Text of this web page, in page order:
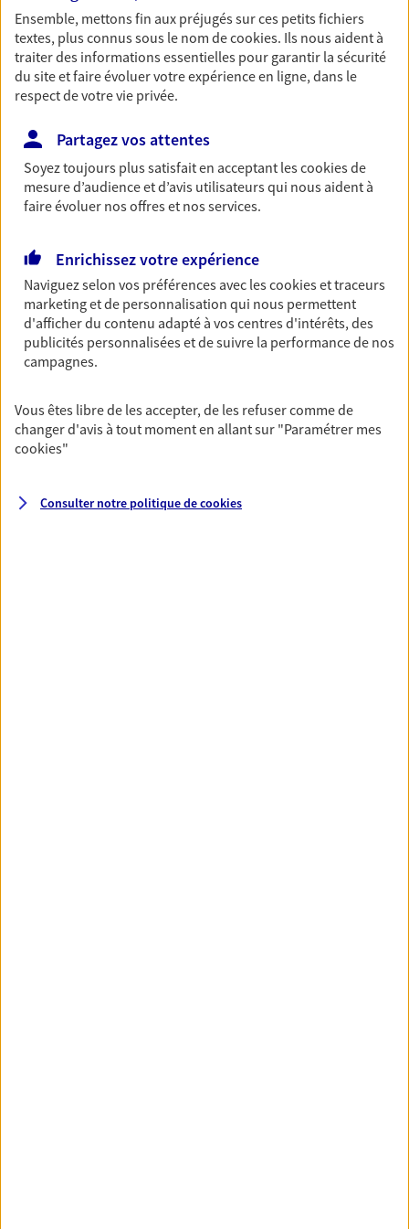
Découvrir les offres Épargne
Retraite
Préparez sereinement ce nouveau chapitre de
votre vie avec les conseils d'un expert. Découvrez
notre solution PER (Plan Epargne Retraite)
spécialement conçue pour la retraite.
Découvrir l'offre Retraite
Prévoyance
Pour un avenir serein, assurez-vous avec notre
contrat prévoyance. Préservez vos proches en cas
d'accident ou de maladie en optant pour les
garanties incapacité temporaire totale de travail,
invalidité ou de décès.
Découvrir l'offre Prévoyance
Santé
votre famille avec la complémentaire santé qui
Ensemble, mettons fin aux préjugés sur ces petits fichiers
textes, plus connus sous le nom decookies. Ils nous aident à
traiter des informations essentielles pour garantir la sécurité
du site et faire évoluer votre expérience en ligne, dans le
respect de votre vie privée.
Partagez vos attentes
Soyez toujours plus satisfait en acceptant lescookiesde
mesure d’audience et d’avis utilisateurs qui nous aident à
faire évoluer nos offres et nos services.
Enrichissez votre expérience
Naviguez selon vos préférences avec lescookies et traceurs
marketing et de personnalisation qui nous permettent
d'afficher du contenu adapté à vos centres d'intérêts, des
publicités personnalisées et de suivre la performance de nos
campagnes.
Vous êtes libre de les accepter, de les refuser comme de
changer d'avis à tout moment en allant sur "Paramétrer mes
cookies"
Consulter notre politique decookies